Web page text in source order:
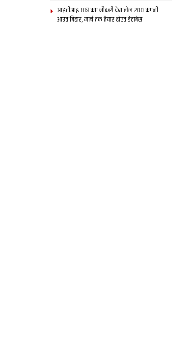
आइटीआइ छात्र कए नौकरी देबा लेल 200 कंपनी
आउत बिहार, मार्च तक तैयार होएत डेटाबेस